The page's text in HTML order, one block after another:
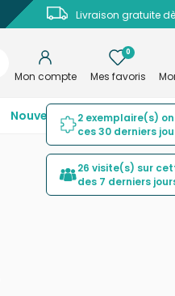
Livraison gratuite
Mon compte
0
Mes favoris
NouveautésTop ventes
2 exemplaire(s)
ces 30 derniers
26 visite(s) sur
des 7 derniers